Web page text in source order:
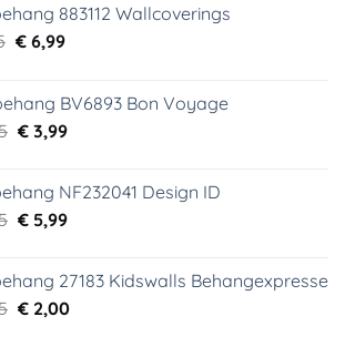
883112 Wallcoverings
Oorspronkelijke
€ 44,95.
€6,99Huidige
€ 6,99.
BV6893 Bon Voyage
Oorspronkelijke
€ 29,95.
€3,99Huidige
€ 3,99.
NF232041 Design ID
Oorspronkelijke
€ 29,95.
€5,99Huidige
€ 5,99.
27183 Kidswalls Behangexpresse
Oorspronkelijke
€2,00Huidige